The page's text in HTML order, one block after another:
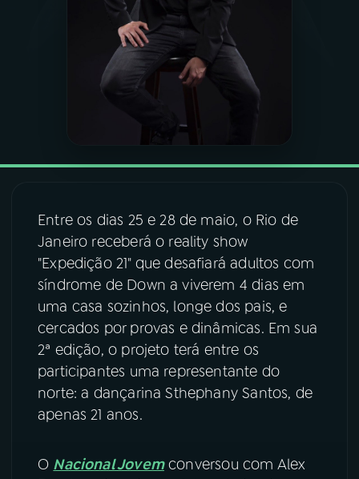
FESTIVAL DE MÚSICA
ACOMPANHE A RÁDIO NACIONAL
YouTube Facebook
TikTok
Entre os dias 25 e 28 de maio, o Rio de
Janeiro receberá o reality show
"Expedição 21" que desafiará adultos com
síndrome de Down a viverem 4 dias em
uma casa sozinhos, longe dos pais, e
cercados por provas e dinâmicas. Em sua
2ª edição, o projeto terá entre os
participantes uma representante do
norte: a dançarina Sthephany Santos, de
apenas 21 anos.
O Nacional Jovemconversou com Alex